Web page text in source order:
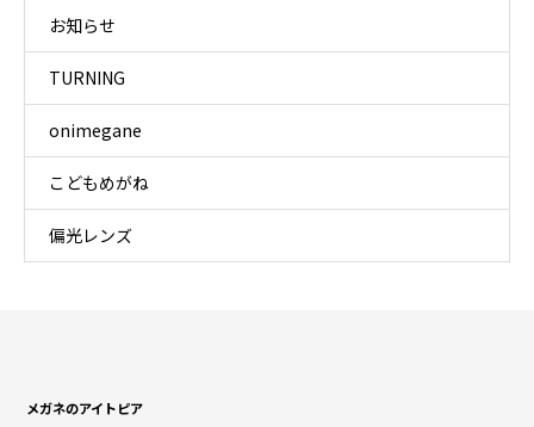
お知らせ
TURNING
onimegane
こどもめがね
偏光レンズ
メガネのアイトピア